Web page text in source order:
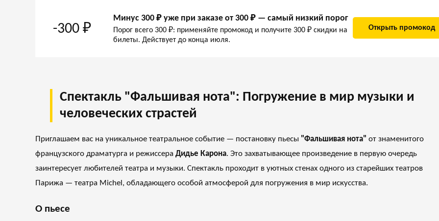
-300 ₽
Минус 300 ₽ уже при заказе от 300 ₽ — самый низкий порог
Порог всего 300 ₽: применяйте промокод и получите 300 ₽ скидки на
билеты. Действует до конца июля.
Открыть промокод
Спектакль "Фальшивая нота": Погружение в мир музыки и
человеческих страстей
Приглашаем вас на уникальное театральное событие — постановку пьесы "Фальшивая нота" от знаменитого
французского драматурга и режиссера Дидье Карона. Это захватывающее произведение в первую очередь
заинтересует любителей театра и музыки. Спектакль проходит в уютных стенах одного из старейших театров
Парижа — театра Michel, обладающего особой атмосферой для погружения в мир искусства.
О пьесе